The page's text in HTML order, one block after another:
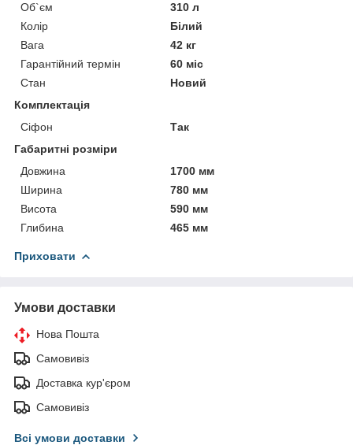
Об`єм
310 л
Колір
Білий
Вага
42 кг
Гарантійний термін
60 міс
Стан
Новий
Комплектація
Сіфон
Так
Габаритні розміри
Довжина
1700 мм
Ширина
780 мм
Висота
590 мм
Глибина
465 мм
Приховати
Умови доставки
Нова Пошта
Самовивіз
Доставка кур'єром
Самовивіз
Всі умови доставки